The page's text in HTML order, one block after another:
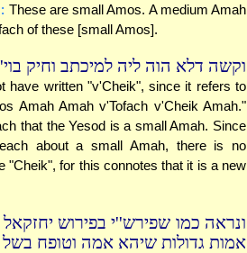
These are small Amos. A medium Amah
of these [small Amos].
וקשה דלא הוה ליה למיכתב וחיק
have written "v'Cheik", since it refers to
Amah Amah v'Tofach v'Cheik Amah."
that the Yesod is a small Amah. Since
about a small Amah, there is no
"Cheik", for this connotes that it is a new
ונראה כמו שפירש''י בפירוש
אמות גדולות שיהא אמה וטופח